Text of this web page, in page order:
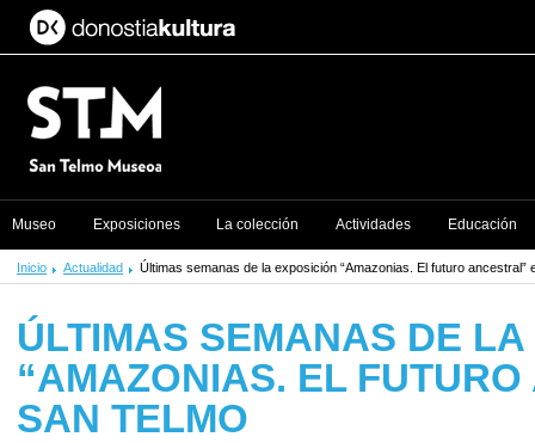
Inicio Actualidad Últimas semanas de la exposición “Amazonias. El futuro ancestral”
ÚLTIMAS SEMANAS DE
“AMAZONIAS. EL
SAN TELMO
Museo Exposiciones La colección Actividades Educación